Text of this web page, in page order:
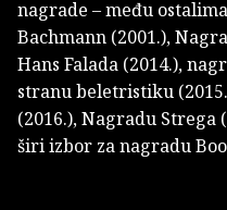
nagrade – među
Bachmann (2001.),
Hans Falada (2014.),
stranu beletristiku
(2016.), Nagradu Strega
širi izbor za nagradu